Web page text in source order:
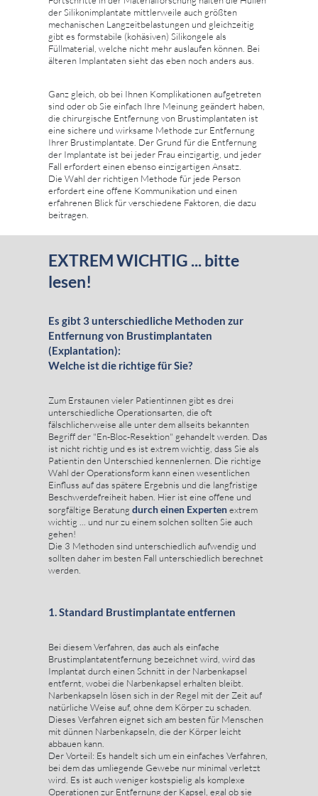
der Silikonimplantate mittlerweile auch größten
mechanischen Langzeitbelastungen und gleichzeitig
gibt es formstabile (kohäsiven) Silikongele als
Füllmaterial, welche nicht mehr auslaufen können. Bei
älteren Implantaten sieht das eben noch anders aus.
Ganz gleich, ob bei Ihnen Komplikationen aufgetreten
sind oder ob Sie einfach Ihre Meinung geändert haben,
die chirurgische Entfernung von Brustimplantaten ist
eine sichere und wirksame Methode zur Entfernung
Ihrer Brustimplantate. Der Grund für die Entfernung
der Implantate ist bei jeder Frau einzigartig, und jeder
Fall erfordert einen ebenso einzigartigen Ansatz.
Die Wahl der richtigen Methode für jede Person
erfordert eine offene Kommunikation und einen
erfahrenen Blick für verschiedene Faktoren, die dazu
beitragen.
EXTREM WICHTIG ... bitte
lesen!
Es gibt 3 unterschiedliche Methoden zur
Entfernung von Brustimplantaten
(Explantation):
Welche ist die richtige für Sie?
Zum Erstaunen vieler Patientinnen gibt es drei
unterschiedliche Operationsarten, die oft
fälschlicherweise alle unter dem allseits bekannten
Begriff der "En-Bloc-Resektion" gehandelt werden. Das
ist nicht richtig und es ist extrem wichtig, dass Sie als
Patientin den Unterschied kennenlernen. Die richtige
Wahl der Operationsform kann einen wesentlichen
Einfluss auf das spätere Ergebnis und die langfristige
Beschwerdefreiheit haben. Hier ist eine offene und
sorgfältige Beratung durch einen Expertenextrem
wichtig ... und nur zu einem solchen sollten Sie auch
gehen!
Die 3 Methoden sind unterschiedlich aufwendig und
sollten daher im besten Fall unterschiedlich berechnet
werden.
1. Standard Brustimplantate entfernen
Bei diesem Verfahren, das auch als einfache
Brustimplantatentfernung bezeichnet wird, wird das
Implantat durch einen Schnitt in der Narbenkapsel
entfernt, wobei die Narbenkapsel erhalten bleibt.
Narbenkapseln lösen sich in der Regel mit der Zeit auf
natürliche Weise auf, ohne dem Körper zu schaden.
Dieses Verfahren eignet sich am besten für Menschen
mit dünnen Narbenkapseln, die der Körper leicht
abbauen kann.
Der Vorteil: Es handelt sich um ein einfaches Verfahren,
bei dem das umliegende Gewebe nur minimal verletzt
wird. Es ist auch weniger kostspielig als komplexe
Operationen zur Entfernung der Kapsel, egal ob sie